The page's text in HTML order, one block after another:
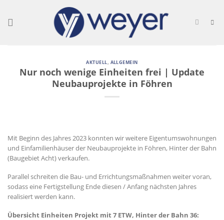
content
AKTUELL, ALLGEMEIN
Nur noch wenige Einheiten frei | Update
Neubauprojekte in Föhren
Mit Beginn des Jahres 2023 konnten wir weitere Eigentumswohnungen
und Einfamilienhäuser der Neubauprojekte in Föhren, Hinter der Bahn
(Baugebiet Acht) verkaufen.
Parallel schreiten die Bau- und Errichtungsmaßnahmen weiter voran,
sodass eine Fertigstellung Ende diesen / Anfang nächsten Jahres
realisiert werden kann.
Übersicht Einheiten Projekt mit 7 ETW, Hinter der Bahn 36: